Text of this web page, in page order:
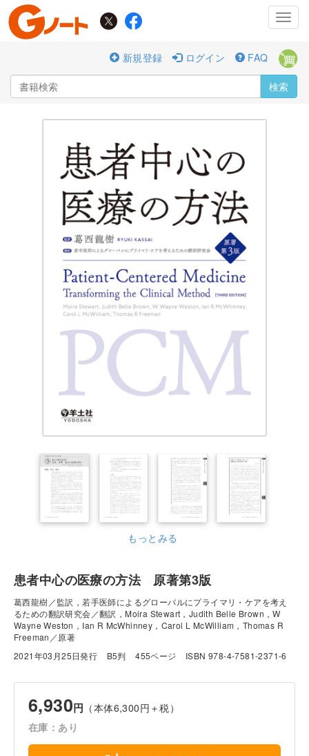
新規登録
ログイン FAQ
検索
もっとみる
患者中心の医療の方法 原著第3版
葛西龍樹／監訳，若手医師によるグローバルにプライマリ・ケアを考え
るための翻訳研究会／翻訳，Moira Stewart，Judith Belle Brown，W
Wayne Weston，Ian R McWhinney，Carol L McWilliam，Thomas R
Freeman／原著
2021年03月25日発行
B5判 455ページ ISBN 978-4-7581-2371-6
6,930円 （本体6,300円＋税）
在庫：あり